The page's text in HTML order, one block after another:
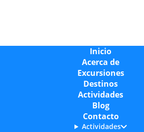
Inicio
Acerca de
Excursiones
Destinos
Actividades
Blog
Contacto
Actividades